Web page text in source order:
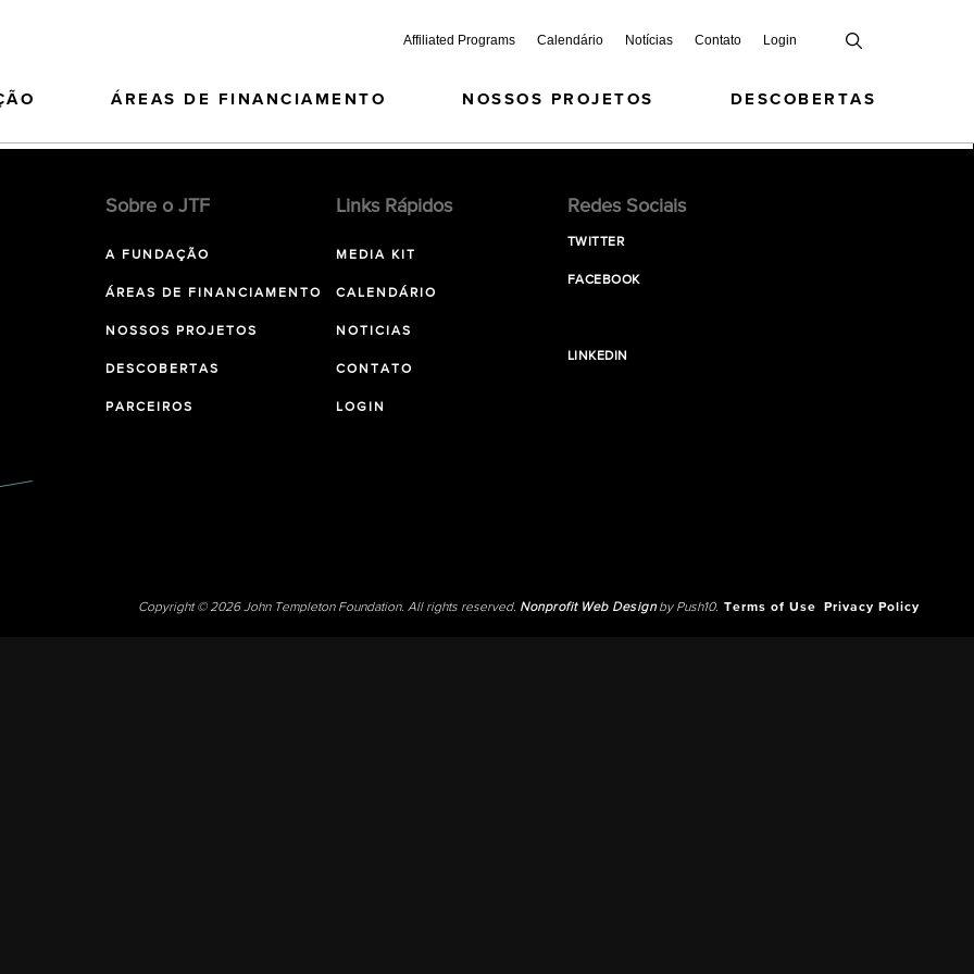
Affiliated Programs Calendário Notícias Contato Login
ÁREAS DE FINANCIAMENTO NOSSOS PROJETOS DESCOBERTAS
Sobre o JTF
A FUNDAÇÃO
ÁREAS DE FINANCIAMENTO
NOSSOS PROJETOS
DESCOBERTAS
PARCEIROS
Links Rápidos
MEDIA KIT
CALENDÁRIO
NOTICIAS
CONTATO
LOGIN
Redes Sociais
TWITTER
FACEBOOK
LINKEDIN
Copyright © 2026 John Templeton Foundation. All rights reserved. Nonprofit Web Designby Push10. Terms of Use Privacy Policy